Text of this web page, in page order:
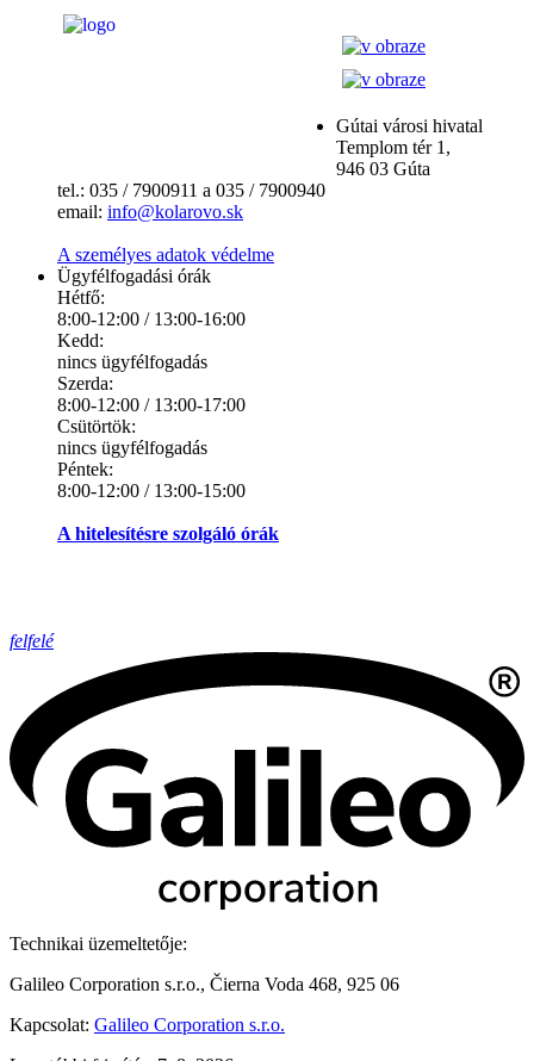
Gútai városi hivatal
Templom tér 1,
946 03 Gúta
tel.: 035 / 7900911 a 035 / 7900940
email: info@kolarovo.sk
A személyes adatok védelme
Ügyfélfogadási órák
Hétfő:
8:00-12:00 / 13:00-16:00
Kedd:
nincs ügyfélfogadás
Szerda:
8:00-12:00 / 13:00-17:00
Csütörtök:
nincs ügyfélfogadás
Péntek:
8:00-12:00 / 13:00-15:00
A hitelesítésre szolgáló órák
felfelé
Technikai üzemeltetője:
Galileo Corporation s.r.o., Čierna Voda 468, 925 06
Kapcsolat: Galileo Corporation s.r.o.